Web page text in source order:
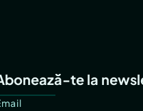
te la